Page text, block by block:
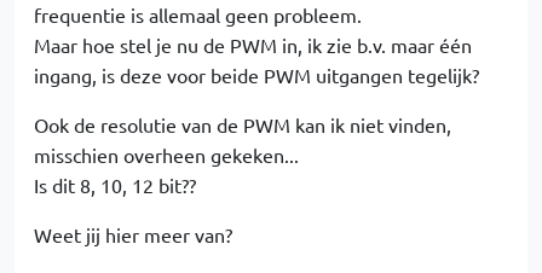
frequentie is allemaal geen probleem.
Maar hoe stel je nu de PWM in, ik zie b.v. maar één
ingang, is deze voor beide PWM uitgangen tegelijk?
Ook de resolutie van de PWM kan ik niet vinden,
misschien overheen gekeken...
Is dit 8, 10, 12 bit??
Weet jij hier meer van?